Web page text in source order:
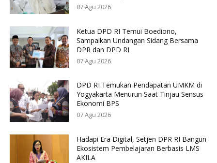
07 Agu 2026
Ketua DPD RI Temui Boediono,
Sampaikan Undangan Sidang Bersama
DPR dan DPD RI
07 Agu 2026
DPD RI Temukan Pendapatan UMKM di
Yogyakarta Menurun Saat Tinjau Sensus
Ekonomi BPS
07 Agu 2026
Hadapi Era Digital, Setjen DPR RI Bangun
Ekosistem Pembelajaran Berbasis LMS
AKILA